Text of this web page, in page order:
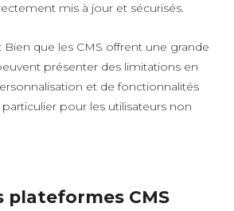
mis à jour et sécurisés.
Bien que les CMS offrent une grande
présenter des limitations en
et de fonctionnalités
particulier pour les utilisateurs non
plateformes CMS